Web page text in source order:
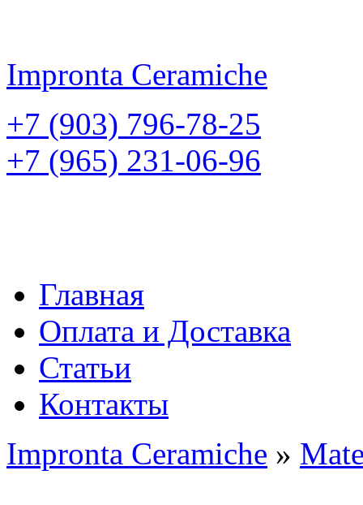
Impronta Ceramiche
+7 (903) 796-78-25
+7 (965) 231-06-96
Главная
Оплата и Доставка
Статьи
Контакты
Impronta Ceramiche »